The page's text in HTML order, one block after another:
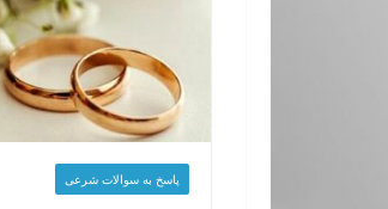
پاسخ به سوالات شرعی